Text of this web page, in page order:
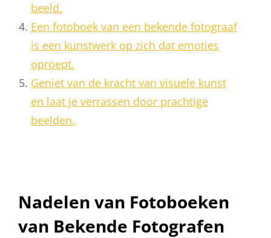
beeld.
Een fotoboek van een bekende fotograaf
is een kunstwerk op zich dat emoties
oproept.
Geniet van de kracht van visuele kunst
en laat je verrassen door prachtige
beelden.
Nadelen van Fotoboeken
van Bekende Fotografen